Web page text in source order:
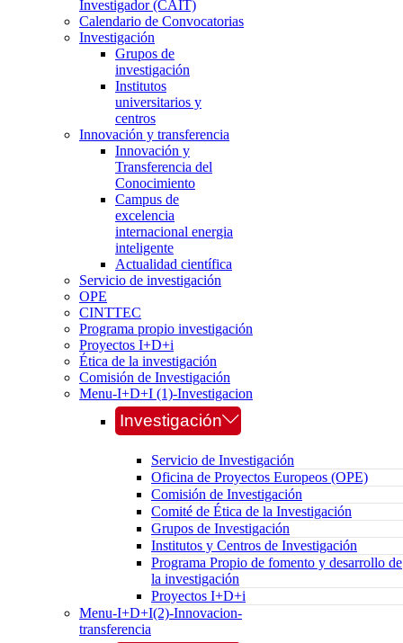
Investigador (CAIT)
Calendario de Convocatorias
Investigación
Grupos de
investigación
Institutos
universitarios y
centros
Innovación y transferencia
Innovación y
Transferencia del
Conocimiento
Campus de
excelencia
internacional energia
inteligente
Actualidad científica
Servicio de investigación
OPE
CINTTEC
Programa propio investigación
Proyectos I+D+i
Ética de la investigación
Comisión de Investigación
Menu-I+D+I (1)-Investigacion
Investigación
Servicio de Investigación
Oficina de Proyectos Europeos (OPE)
Comisión de Investigación
Comité de Ética de la Investigación
Grupos de Investigación
Institutos y Centros de Investigación
Programa Propio de fomento y desarrollo de
la investigación
Proyectos I+D+i
Menu-I+D+I(2)-Innovacion-
transferencia